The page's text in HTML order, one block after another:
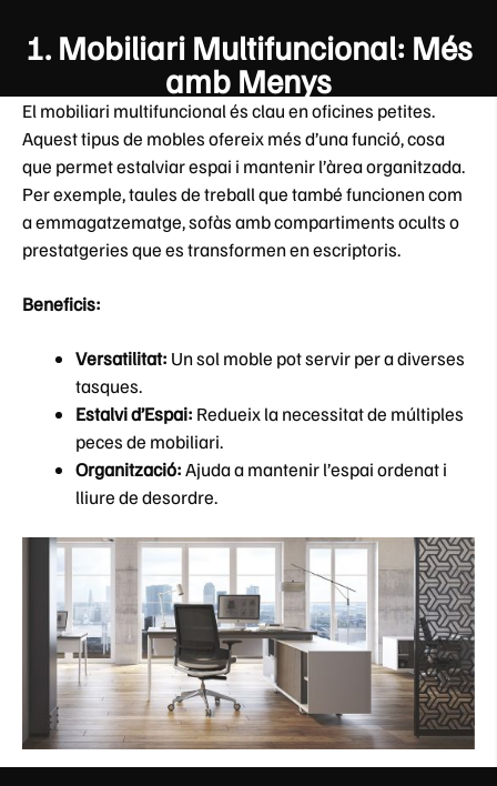
1. Mobiliari Multifuncional: Més
amb Menys
El mobiliari multifuncional és clau en oficines petites.
Aquest tipus de mobles ofereix més d’una funció, cosa
que permet estalviar espai i mantenir l’àrea organitzada.
Per exemple, taules de treball que també funcionen com
a emmagatzematge, sofàs amb compartiments ocults o
prestatgeries que es transformen en escriptoris.
Beneficis:
Versatilitat: Un sol moble pot servir per a diverses
tasques.
Estalvi d’Espai: Redueix la necessitat de múltiples
peces de mobiliari.
Organització:Ajuda a mantenir l’espai ordenat i
lliure de desordre.